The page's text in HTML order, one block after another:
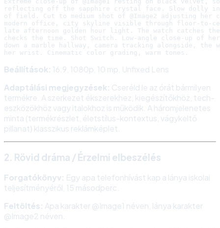
reflecting off the sapphire crystal face. Slow dolly
of field. Cut to medium shot of @Image2 adjusting
modern office, city skyline visible through floor-to-
late afternoon golden hour light. The watch catches
checks the time. Shot Switch. Low-angle close-up of
down a marble hallway, camera tracking alongside, the
Beállítások: 16:9, 1080p, 10 mp, Unfixed Lens
Adaptálási megjegyzések: Cseréld le az órát bármilyen
termékre. A szerkezet ékszerekhez, kiegészítőkhöz, tech-
eszközökhöz vagy italokhoz is működik. A háromjelenetes
minta (termékrészlet, életstílus-kontextus, vágykeltő
pillanat) klasszikus reklámképlet.
2. Rövid dráma / Érzelmi elbeszélés
Forgatókönyv: Egy apa telefonhívást kap a lánya iskolai
teljesítményéről, 15 másodperc.
Feltöltés: Apa karakter @Image1 néven, lánya karakter
@Image2 néven.